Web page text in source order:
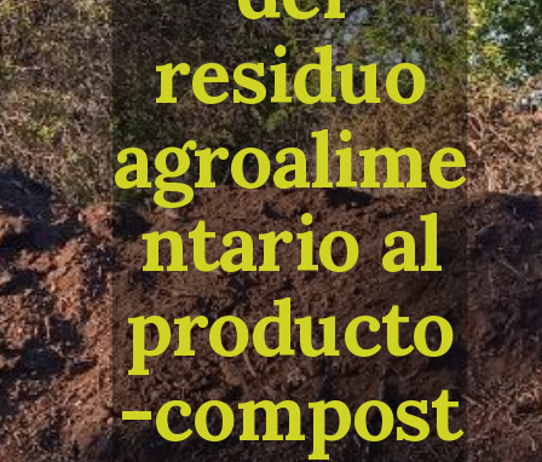
residuo
agroalime
ntarioal
producto
-compost